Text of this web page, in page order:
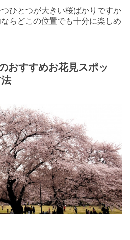
ひとつが大きい桜ばかりですか
らどこの位置でも十分に楽しめ
おすすめお花見スポッ